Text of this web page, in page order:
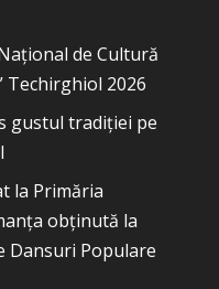
de Cultură
Techirghiol 2026
gustul tradiției pe
la Primăria
obținută la
Dansuri Populare